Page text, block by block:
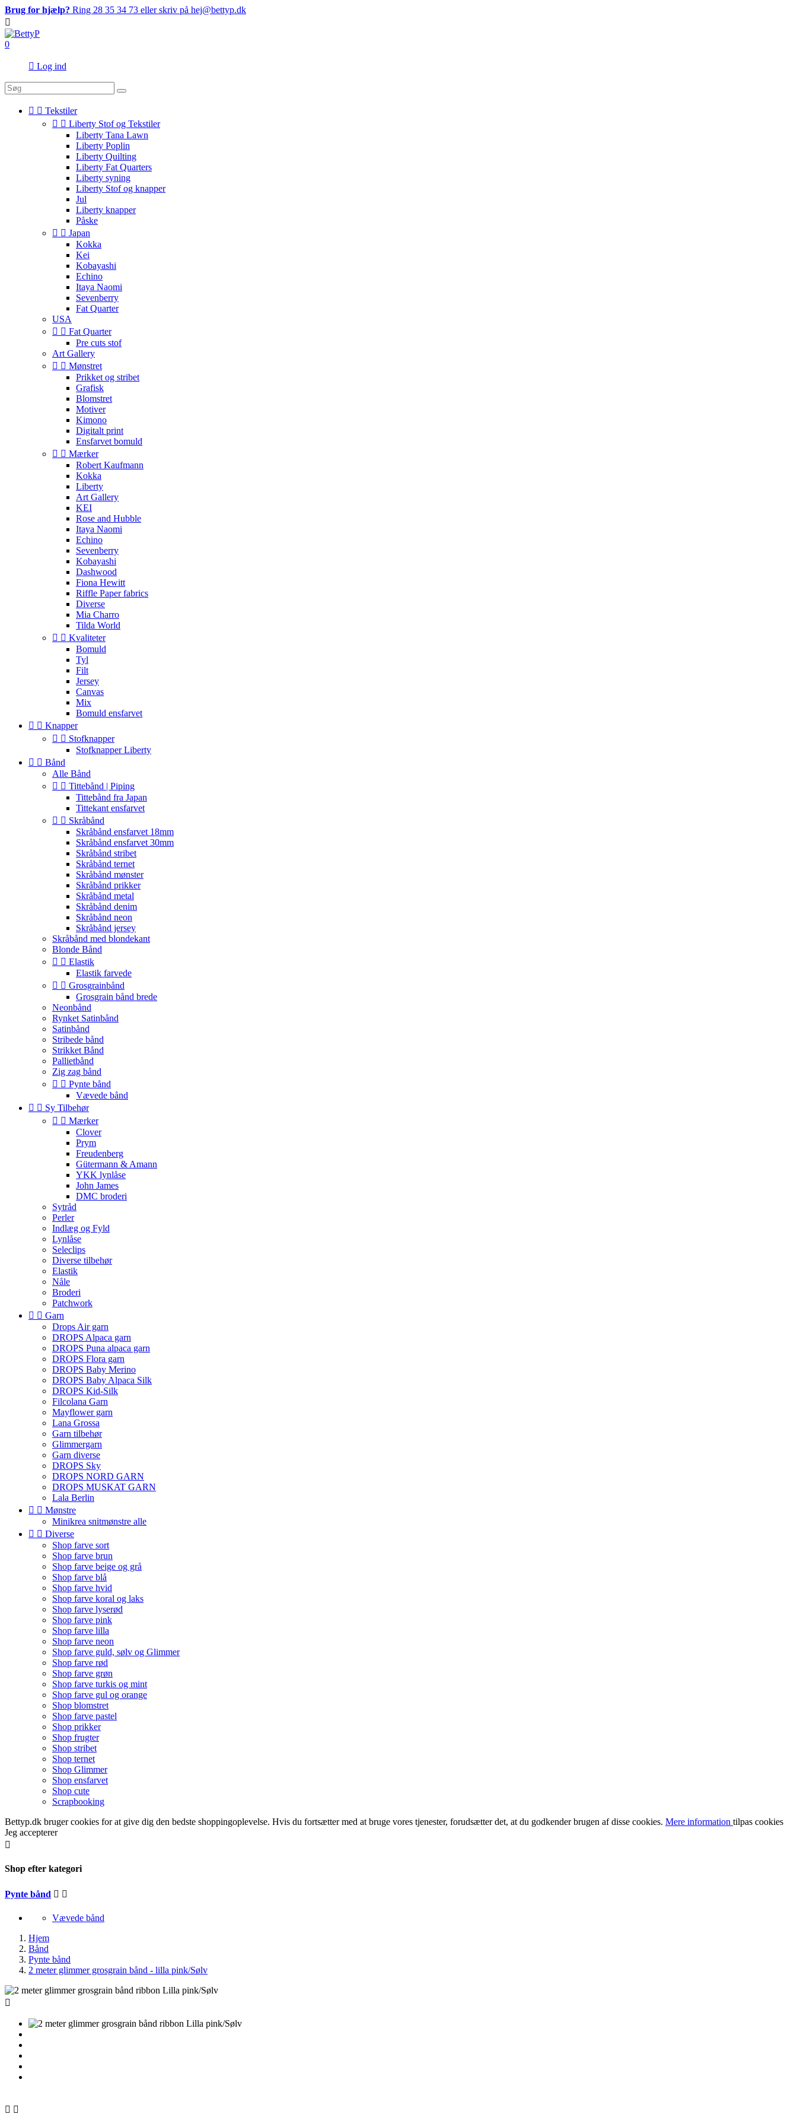
Brug for hjælp? Ring 28 35 34 73 eller skriv på hej@bettyp.dk

0
 Log ind
  Tekstiler
  Liberty Stof og Tekstiler
Liberty Tana Lawn
Liberty Poplin
Liberty Quilting
Liberty Fat Quarters
Liberty syning
Liberty Stof og knapper
Jul
Liberty knapper
Påske
  Japan
Kokka
Kei
Kobayashi
Echino
Itaya Naomi
Sevenberry
Fat Quarter
USA
  Fat Quarter
Pre cuts stof
Art Gallery
  Mønstret
Prikket og stribet
Grafisk
Blomstret
Motiver
Kimono
Digitalt print
Ensfarvet bomuld
  Mærker
Robert Kaufmann
Kokka
Liberty
Art Gallery
KEI
Rose and Hubble
Itaya Naomi
Echino
Sevenberry
Kobayashi
Dashwood
Fiona Hewitt
Riffle Paper fabrics
Diverse
Mia Charro
Tilda World
  Kvaliteter
Bomuld
Tyl
Filt
Jersey
Canvas
Mix
Bomuld ensfarvet
  Knapper
  Stofknapper
Stofknapper Liberty
  Bånd
Alle Bånd
  Tittebånd | Piping
Tittebånd fra Japan
Tittekant ensfarvet
  Skråbånd
Skråbånd ensfarvet 18mm
Skråbånd ensfarvet 30mm
Skråbånd stribet
Skråbånd ternet
Skråbånd mønster
Skråbånd prikker
Skråbånd metal
Skråbånd denim
Skråbånd neon
Skråbånd jersey
Skråbånd med blondekant
Blonde Bånd
  Elastik
Elastik farvede
  Grosgrainbånd
Grosgrain bånd brede
Neonbånd
Rynket Satinbånd
Satinbånd
Stribede bånd
Strikket Bånd
Pallietbånd
Zig zag bånd
  Pynte bånd
Vævede bånd
  Sy Tilbehør
  Mærker
Clover
Prym
Freudenberg
Gütermann & Amann
YKK lynlåse
John James
DMC broderi
Sytråd
Perler
Indlæg og Fyld
Lynlåse
Seleclips
Diverse tilbehør
Elastik
Nåle
Broderi
Patchwork
  Garn
Drops Air garn
DROPS Alpaca garn
DROPS Puna alpaca garn
DROPS Flora garn
DROPS Baby Merino
DROPS Baby Alpaca Silk
DROPS Kid-Silk
Filcolana Garn
Mayflower garn
Lana Grossa
Garn tilbehør
Glimmergarn
Garn diverse
DROPS Sky
DROPS NORD GARN
DROPS MUSKAT GARN
Lala Berlin
  Mønstre
Minikrea snitmønstre alle
  Diverse
Shop farve sort
Shop farve brun
Shop farve beige og grå
Shop farve blå
Shop farve hvid
Shop farve koral og laks
Shop farve lyserød
Shop farve pink
Shop farve lilla
Shop farve neon
Shop farve guld, sølv og Glimmer
Shop farve rød
Shop farve grøn
Shop farve turkis og mint
Shop farve gul og orange
Shop blomstret
Shop farve pastel
Shop prikker
Shop frugter
Shop stribet
Shop ternet
Shop Glimmer
Shop ensfarvet
Shop cute
Scrapbooking
Bettyp.dk bruger cookies for at give dig den bedste shoppingoplevelse. Hvis du fortsætter med at bruge vores tjenester, forudsætter det, at du godkender brugen af disse cookies. Mere information tilpas cookies
Jeg accepterer

Shop efter kategori
Pynte bånd  
Vævede bånd
Hjem
Bånd
Pynte bånd
2 meter glimmer grosgrain bånd - lilla pink/Sølv

 